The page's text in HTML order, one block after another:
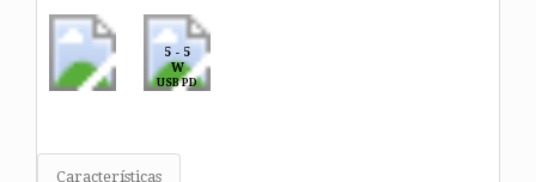
5 - 5
W
USB PD
Características